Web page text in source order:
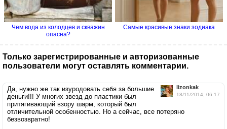
Чем вода из колодцев и скважин
опасна?
Самые красивые знаки зодиака
Только зарегистрированные и авторизованные
пользователи могут оставлять комментарии.
lizonkak
18/11/2014, 06:17
Да, нужно же так изуродовать себя за большие
деньги!!! У многих звезд до пластики был
притягивающий взору шарм, который был
отличительной особенностью. Но а сейчас, все потеряно
безвозвратно!